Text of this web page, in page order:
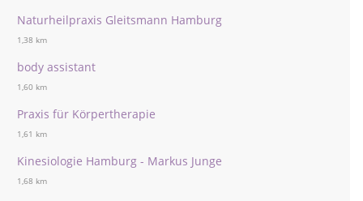
Naturheilpraxis Gleitsmann Hamburg
1,38 km
body assistant
1,60 km
Praxis für Körpertherapie
1,61 km
Kinesiologie Hamburg - Markus Junge
1,68 km